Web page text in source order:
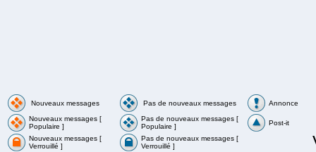
Nouveaux messages Pas de nouveaux messages
Annonce
Nouveaux messages [
Populaire ]
Pas de nouveaux messages [
Populaire ]
Post-it
Nouveaux messages [
Verrouillé ]
Pas de nouveaux messages [
Verrouillé ]